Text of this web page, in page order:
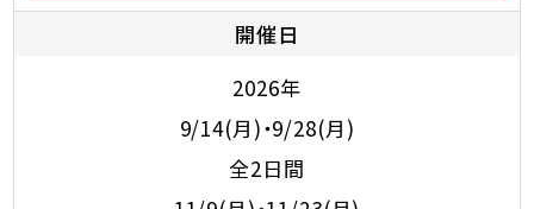
開催日
2026年
9/14(月)・9/28(月)
全2日間